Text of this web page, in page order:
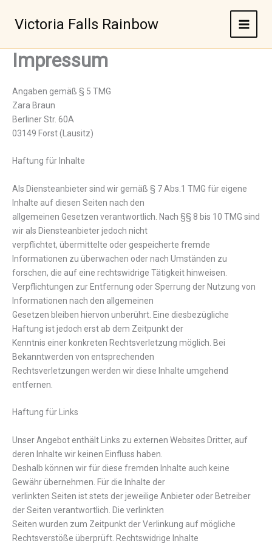
InhaltVictoria Falls Rainbow
Impressum
Angaben gemäß § 5 TMG
Zara Braun
Berliner Str. 60A
03149 Forst (Lausitz)
Haftung für Inhalte
Als Diensteanbieter sind wir gemäß § 7 Abs.1 TMG für eigene
Inhalte auf diesen Seiten nach den
allgemeinen Gesetzen verantwortlich. Nach §§ 8 bis 10 TMG sind
wir als Diensteanbieter jedoch nicht
verpflichtet, übermittelte oder gespeicherte fremde
Informationen zu überwachen oder nach Umständen zu
forschen, die auf eine rechtswidrige Tätigkeit hinweisen.
Verpflichtungen zur Entfernung oder Sperrung der Nutzung von
Informationen nach den allgemeinen
Gesetzen bleiben hiervon unberührt. Eine diesbezügliche
Haftung ist jedoch erst ab dem Zeitpunkt der
Kenntnis einer konkreten Rechtsverletzung möglich. Bei
Bekanntwerden von entsprechenden
Rechtsverletzungen werden wir diese Inhalte umgehend
entfernen.
Haftung für Links
Unser Angebot enthält Links zu externen Websites Dritter, auf
deren Inhalte wir keinen Einfluss haben.
Deshalb können wir für diese fremden Inhalte auch keine
Gewähr übernehmen. Für die Inhalte der
verlinkten Seiten ist stets der jeweilige Anbieter oder Betreiber
der Seiten verantwortlich. Die verlinkten
Seiten wurden zum Zeitpunkt der Verlinkung auf mögliche
Rechtsverstöße überprüft. Rechtswidrige Inhalte